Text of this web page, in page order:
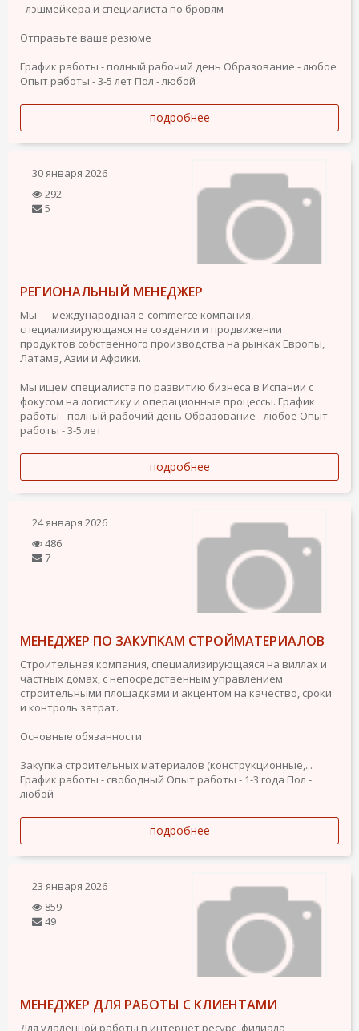
- лэшмейкера и специалиста по бровям
Отправьте ваше резюме
График работы - полный рабочий день Образование - любое
Опыт работы - 3-5 лет Пол - любой
подробнее
30 января 2026
292
5
РЕГИОНАЛЬНЫЙ МЕНЕДЖЕР
Мы — международная e-commerce компания,
специализирующаяся на создании и продвижении
продуктов собственного производства на рынках Европы,
Латама, Азии и Африки.
Мы ищем специалиста по развитию бизнеса в Испании с
фокусом на логистику и операционные процессы. График
работы - полный рабочий день Образование - любое Опыт
работы - 3-5 лет
подробнее
24 января 2026
486
7
МЕНЕДЖЕР ПО ЗАКУПКАМ СТРОЙМАТЕРИАЛОВ
Строительная компания, специализирующаяся на виллах и
частных домах, с непосредственным управлением
строительными площадками и акцентом на качество, сроки
и контроль затрат.
Основные обязанности
Закупка строительных материалов (конструкционные,...
График работы - свободный Опыт работы - 1-3 года Пол -
любой
подробнее
23 января 2026
859
49
МЕНЕДЖЕР ДЛЯ РАБОТЫ С КЛИЕНТАМИ
Для удаленной работы в интернет ресурс, филиала